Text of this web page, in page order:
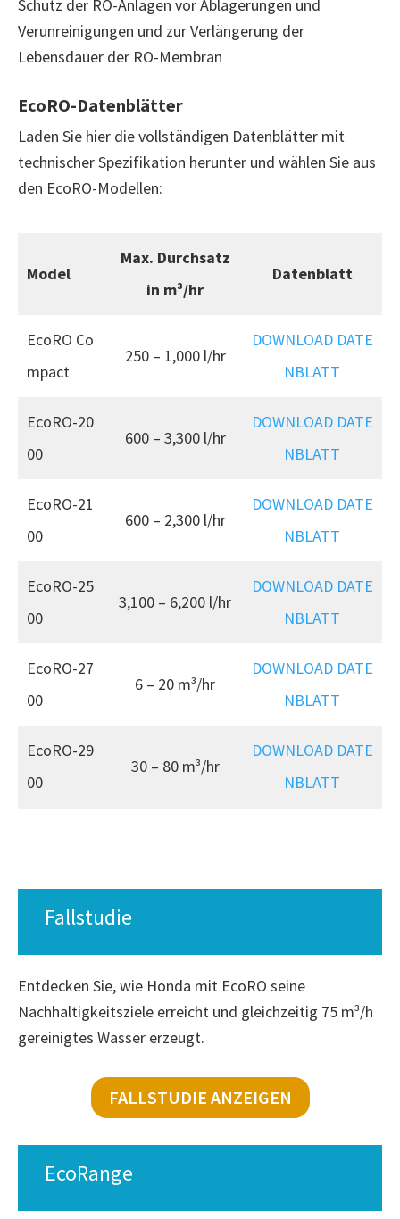
Schutz der RO-Anlagen vor Ablagerungen und
Verunreinigungen und zur Verlängerung der
Lebensdauer der RO-Membran
EcoRO-Datenblätter
Laden Sie hier die vollständigen Datenblätter mit
technischer Spezifikation herunter und wählen Sie aus
den EcoRO-Modellen:
Model
Max. Durchsatz
in m³/hr
Datenblatt
EcoRO Co
mpact
250 – 1,000 l/hr
DOWNLOAD DATE
NBLATT
EcoRO-20
00
600 – 3,300 l/hr
DOWNLOAD DATE
NBLATT
EcoRO-21
00
600 – 2,300 l/hr
DOWNLOAD DATE
NBLATT
EcoRO-25
00
3,100 – 6,200 l/hr
DOWNLOAD DATE
NBLATT
EcoRO-27
00
6 – 20 m³/hr
DOWNLOAD DATE
NBLATT
EcoRO-29
00
30 – 80 m³/hr
DOWNLOAD DATE
NBLATT
Fallstudie
Entdecken Sie, wie Honda mit EcoRO seine
Nachhaltigkeitsziele erreicht und gleichzeitig 75 m³/h
gereinigtes Wasser erzeugt.
FALLSTUDIE ANZEIGEN
EcoRange